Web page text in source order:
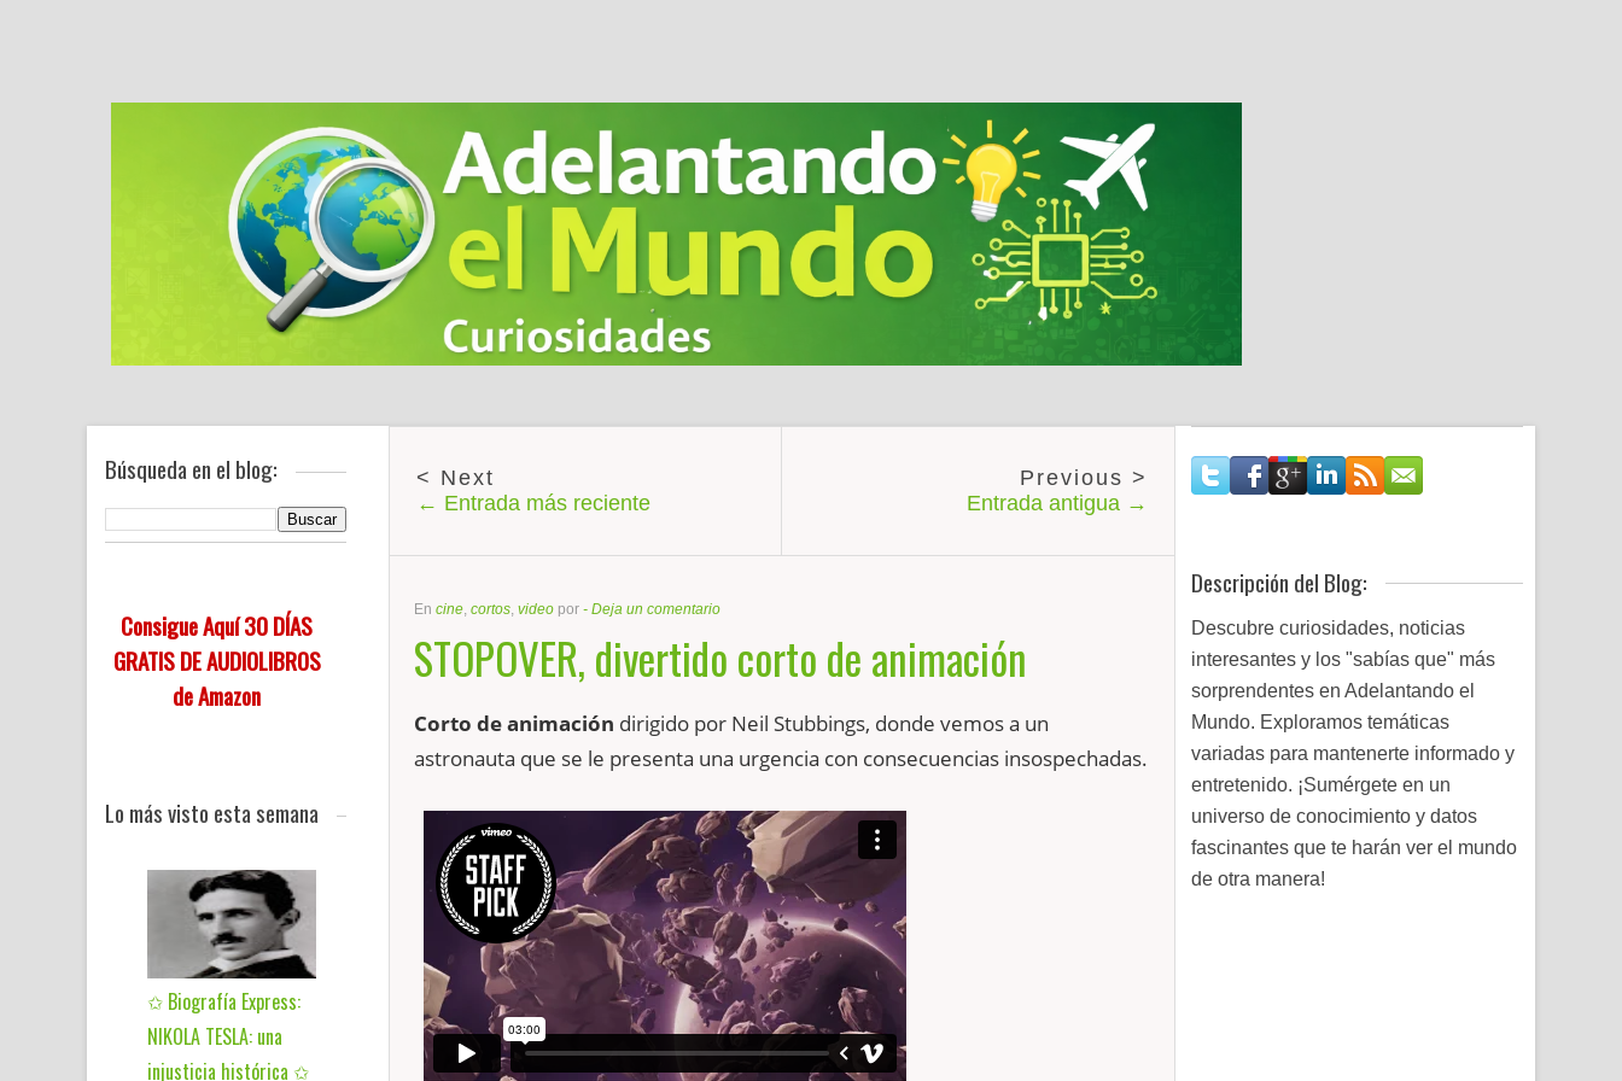
Búsqueda en el blog:
Consigue Aquí 30 DÍAS
GRATIS DE AUDIOLIBROS
de Amazon
Lo más visto esta semana
✩ Biografía Express:
NIKOLA TESLA: una
injusticia histórica ✩
← Entrada más reciente Entrada antigua →
En cine, cortos, video por - Deja un comentario
STOPOVER, divertido corto de animación
Corto de animación dirigido por Neil Stubbings, donde vemos a un
astronauta que se le presenta una urgencia con consecuencias insospechadas.
Descripción del Blog:
Descubre curiosidades, noticias
interesantes y los "sabías que" más
sorprendentes en Adelantando el
Mundo. Exploramos temáticas
variadas para mantenerte informado y
entretenido. ¡Sumérgete en un
universo de conocimiento y datos
fascinantes que te harán ver el mundo
de otra manera!